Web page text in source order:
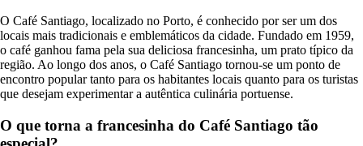
O Café Santiago, localizado no Porto, é conhecido por ser um dos
locais mais tradicionais e emblemáticos da cidade. Fundado em 1959,
o café ganhou fama pela sua deliciosa francesinha, um prato típico da
região. Ao longo dos anos, o Café Santiago tornou-se um ponto de
encontro popular tanto para os habitantes locais quanto para os turistas
que desejam experimentar a autêntica culinária portuense.
O que torna a francesinha do Café Santiago tão